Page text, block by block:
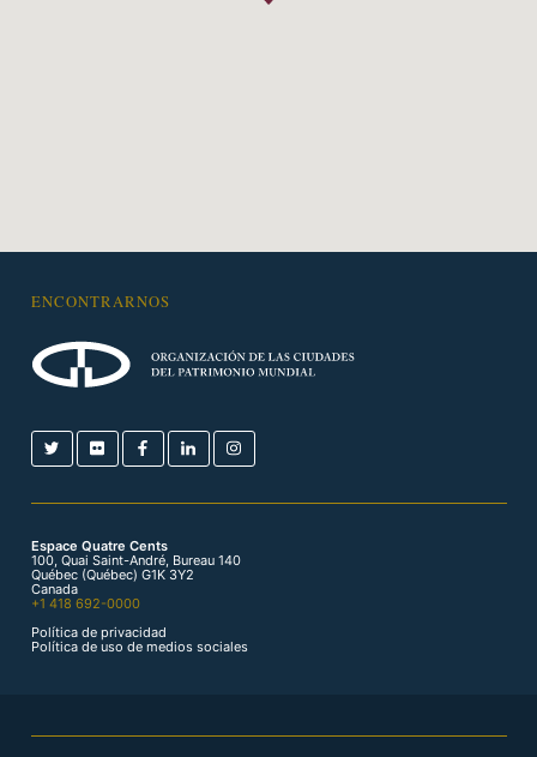
ENCONTRARNOS
Espace Quatre Cents
100, Quai Saint-André, Bureau 140
Québec (Québec) G1K 3Y2
Canada
+1 418 692-0000
Política de privacidad
Política de uso de medios sociales